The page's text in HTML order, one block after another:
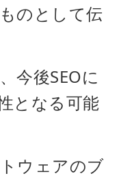
のとして伝
今後SEOに
となる可能
ウェアのブ